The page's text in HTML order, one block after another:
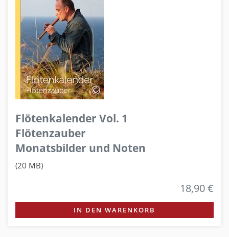
Flötenkalender Vol. 1
Flötenzauber
Monatsbilder und Noten
(20 MB)
18,90 €
IN DEN WARENKORB